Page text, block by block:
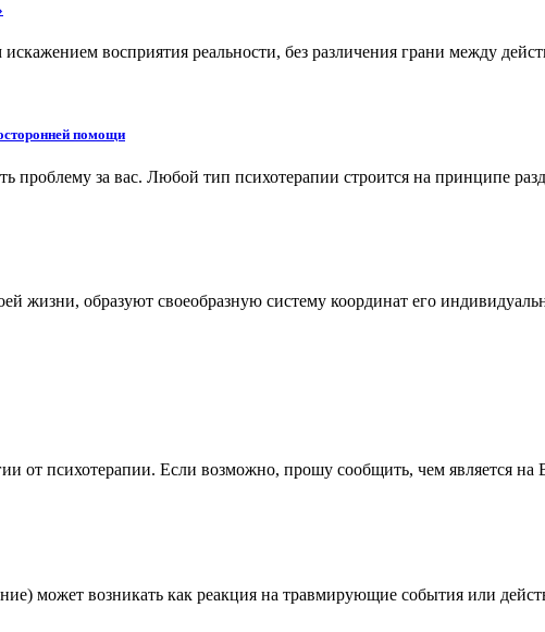
восприятия реальности, без различения грани между
помощи
проблему за вас. Любой тип психотерапии строится на принципе
жизни, образуют своеобразную систему координат его
от психотерапии. Если возможно, прошу сообщить, чем является
может возникать как реакция на травмирующие события или